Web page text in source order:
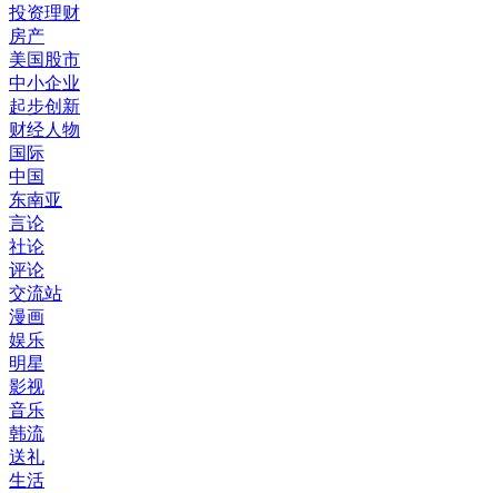
投资理财
房产
美国股市
中小企业
起步创新
财经人物
国际
中国
东南亚
言论
社论
评论
交流站
漫画
娱乐
明星
影视
音乐
韩流
送礼
生活